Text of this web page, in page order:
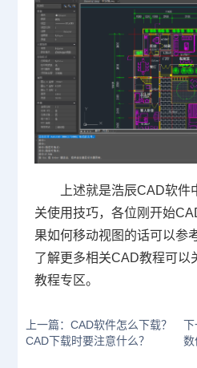
上述就是浩辰CAD软
关使用技巧，各位刚开始
果如何移动视图的话可以参
了解更多相关CAD教程可以
教程专区。
上一篇：CAD软件怎么下载？
CAD下载时要注意什么？
下
数